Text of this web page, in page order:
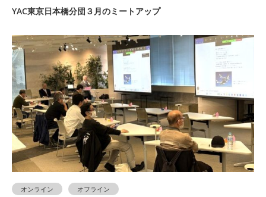
YAC東京日本橋分団３月のミートアップ
オンライン オフライン